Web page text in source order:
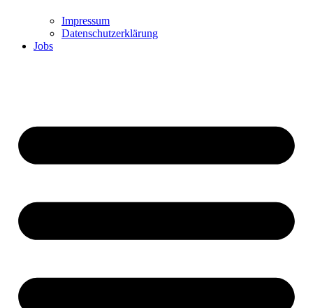
Impressum
Datenschutzerklärung
Jobs